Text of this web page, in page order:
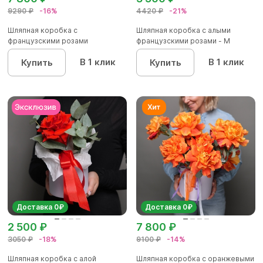
9290 ₽ -16%
Шляпная коробка с
французскими розами
Купить В 1 клик
4420 ₽ -21%
Шляпная коробка с алыми
французскими розами - M
Купить В 1 клик
Доставка 0₽
3050 ₽ -18%
2 500 ₽
Шляпная коробка с алой
Доставка 0₽
9100 ₽ -14%
7 800 ₽
Шляпная коробка с оранжевыми